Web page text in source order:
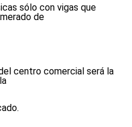
sólo con vigas que
de
centro comercial será la